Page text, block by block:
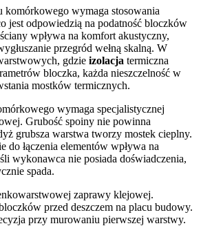
komórkowego wymaga stosowania
jest odpowiedzią na podatność bloczków
wpływa na komfort akustyczny,
przegród wełną skalną. W
gdzie izolacja termiczna
bloczka, każda nieszczelność w
mostków termicznych.
wymaga specjalistycznej
Grubość spoiny nie powinna
grubsza warstwa tworzy mostek cieplny.
do łączenia elementów wpływa na
wykonawca nie posiada doświadczenia,
spada.
zaprawy klejowej.
przed deszczem na placu budowy.
przy murowaniu pierwszej warstwy.